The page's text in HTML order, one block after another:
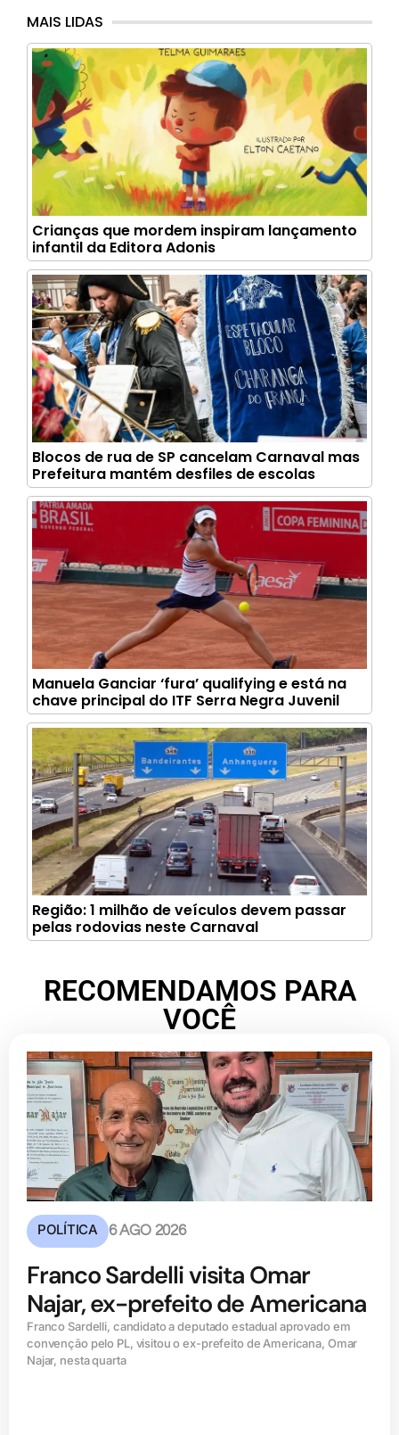
MAIS LIDAS
Crianças que mordem inspiram lançamento
infantil da Editora Adonis
Blocos de rua de SP cancelam Carnaval mas
Prefeitura mantém desfiles de escolas
Manuela Ganciar ‘fura’ qualifying e está na
chave principal do ITF Serra Negra Juvenil
Região: 1 milhão de veículos devem passar
pelas rodovias neste Carnaval
RECOMENDAMOS PARA
VOCÊ
POLÍTICA 6 AGO 2026
Franco Sardelli visita Omar
Najar, ex-prefeito de Americana
Franco Sardelli, candidato a deputado estadual aprovado em
convenção pelo PL, visitou o ex-prefeito de Americana, Omar
Najar, nesta quarta